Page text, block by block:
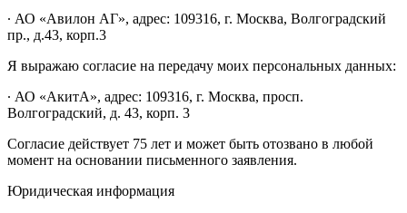
∙ АО «Авилон АГ», адрес: 109316, г. Москва, Волгоградский
пр., д.43, корп.3
Я выражаю согласие на передачу моих персональных данных:
∙ АО «АкитА», адрес: 109316, г. Москва, просп.
Волгоградский, д. 43, корп. 3
Согласие действует 75 лет и может быть отозвано в любой
момент на основании письменного заявления.
Юридическая информация